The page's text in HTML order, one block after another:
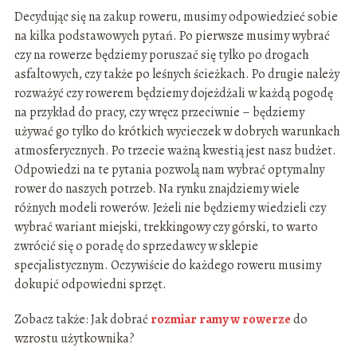
Decydując się na zakup roweru, musimy odpowiedzieć sobie
na kilka podstawowych pytań. Po pierwsze musimy wybrać
czy na rowerze będziemy poruszać się tylko po drogach
asfaltowych, czy także po leśnych ścieżkach. Po drugie należy
rozważyć czy rowerem będziemy dojeżdżali w każdą pogodę
na przykład do pracy, czy wręcz przeciwnie – będziemy
używać go tylko do krótkich wycieczek w dobrych warunkach
atmosferycznych. Po trzecie ważną kwestią jest nasz budżet.
Odpowiedzi na te pytania pozwolą nam wybrać optymalny
rower do naszych potrzeb. Na rynku znajdziemy wiele
różnych modeli rowerów. Jeżeli nie będziemy wiedzieli czy
wybrać wariant miejski, trekkingowy czy górski, to warto
zwrócić się o poradę do sprzedawcy w sklepie
specjalistycznym. Oczywiście do każdego roweru musimy
dokupić odpowiedni sprzęt.
Zobacz także: Jak dobrać rozmiar ramy w rowerzedo
wzrostu użytkownika?